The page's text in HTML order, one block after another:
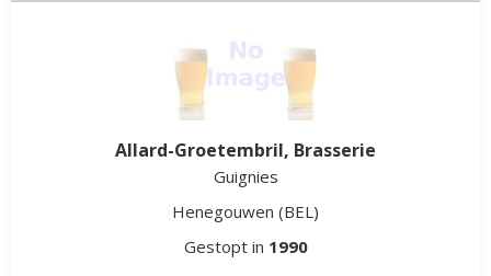
Allard-Groetembril, Brasserie
Guignies
Henegouwen (BEL)
Gestopt in 1990